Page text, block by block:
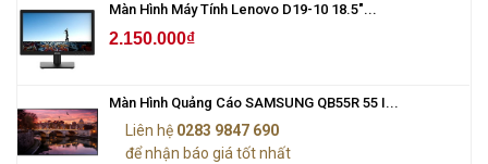
Màn Hình Máy Tính Lenovo D19-10 18.5"...
2.150.000₫
Màn Hình Quảng Cáo SAMSUNG QB55R 55 I...
Liên hệ 0283 9847 690
để nhận báo giá tốt nhất